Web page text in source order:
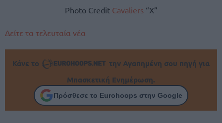
Photo Credit Cavaliers “X”
Δείτε τα τελευταία νέα
Κάνε το
την Αγαπημένη σου πηγή για
Μπασκετική Ενημέρωση.
Πρόσθεσε το Eurohoops στην Google